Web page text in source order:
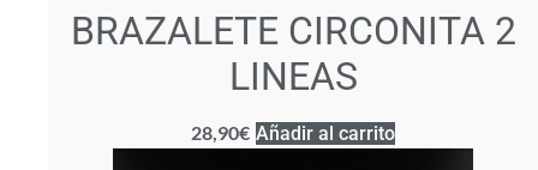
BRAZALETE CIRCONITA 2
LINEAS
28,90€ Añadir al carrito